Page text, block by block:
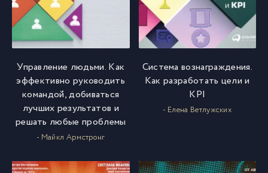
Управление людьми. Как
эффективно руководить
командой, добиваться
лучших результатов и
решать любые проблемы
- Майкл Армстронг
Система вознаграждения.
Как разработать цели и
KPI
- Елена Ветлужских